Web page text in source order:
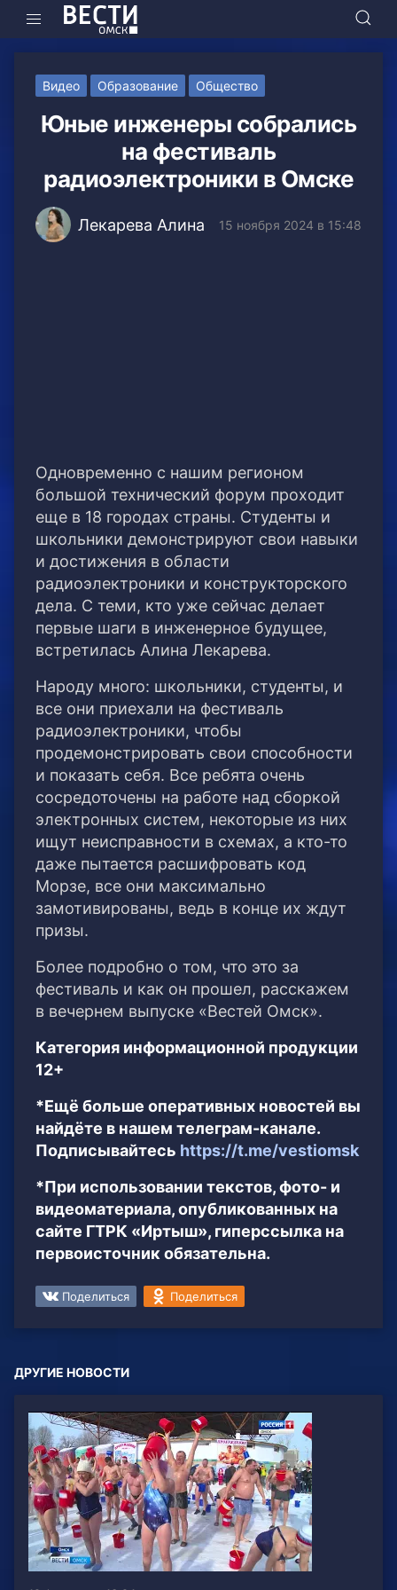
Видео Образование Общество
Юные инженеры собрались
на фестиваль
радиоэлектроники в Омске
Лекарева Алина 15 ноября 2024 в 15:48
Одновременно с нашим регионом
большой технический форум проходит
еще в 18 городах страны. Студенты и
школьники демонстрируют свои навыки
и достижения в области
радиоэлектроники и конструкторского
дела. С теми, кто уже сейчас делает
первые шаги в инженерное будущее,
встретилась Алина Лекарева.
Народу много: школьники, студенты, и
все они приехали на фестиваль
радиоэлектроники, чтобы
продемонстрировать свои способности
и показать себя. Все ребята очень
сосредоточены на работе над сборкой
электронных систем, некоторые из них
ищут неисправности в схемах, а кто-то
даже пытается расшифровать код
Морзе, все они максимально
замотивированы, ведь в конце их ждут
призы.
Более подробно о том, что это за
фестиваль и как он прошел, расскажем
в вечернем выпуске «Вестей Омск».
Категория информационной продукции
12+
*Ещё больше оперативных новостей вы
найдёте в нашем телеграм-канале.
Подписывайтесь https://t.me/vestiomsk
*При использовании текстов, фото- и
видеоматериала, опубликованных на
сайте ГТРК «Иртыш», гиперссылка на
первоисточник обязательна.
Поделиться Поделиться
ДРУГИЕ НОВОСТИ